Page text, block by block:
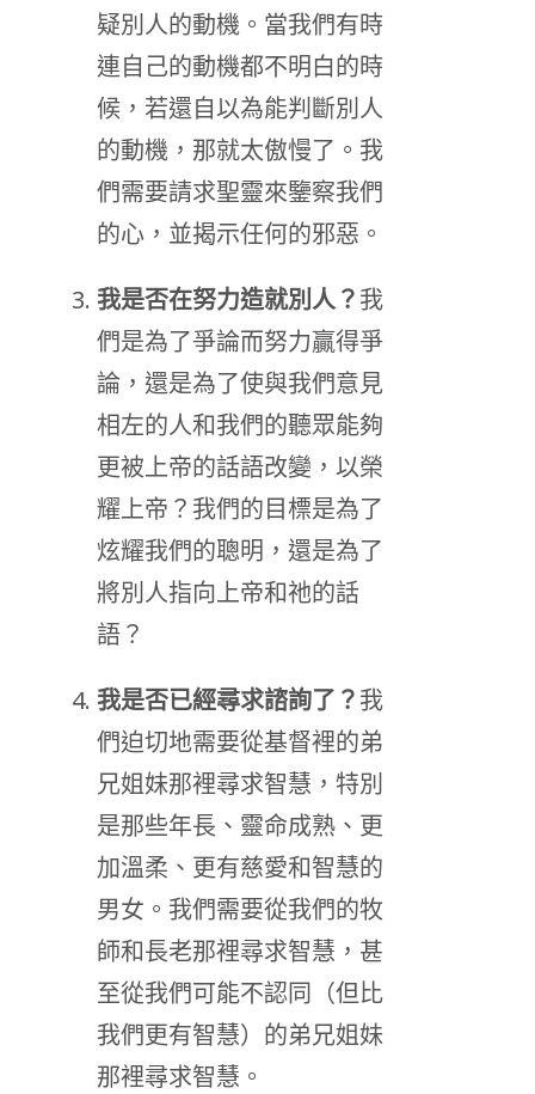
疑別人的動機。當我們有時
連自己的動機都不明白的時
候，若還自以為能判斷別人
的動機，那就太傲慢了。我
們需要請求聖靈來鑒察我們
的心，並揭示任何的邪惡。
我是否在努力造就別人？我
們是為了爭論而努力贏得爭
論，還是為了使與我們意見
相左的人和我們的聽眾能夠
更被上帝的話語改變，以榮
耀上帝？我們的目標是為了
炫耀我們的聰明，還是為了
將別人指向上帝和祂的話
語？
我是否已經尋求諮詢了？我
們迫切地需要從基督裡的弟
兄姐妹那裡尋求智慧，特別
是那些年長、靈命成熟、更
加溫柔、更有慈愛和智慧的
男女。我們需要從我們的牧
師和長老那裡尋求智慧，甚
至從我們可能不認同（但比
我們更有智慧）的弟兄姐妹
那裡尋求智慧。